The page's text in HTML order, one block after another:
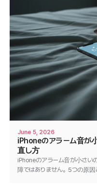
June 5, 2026
iPhoneのアラーム音が
直し方
iPhoneのアラーム音が小さい
障ではありません。5つの原